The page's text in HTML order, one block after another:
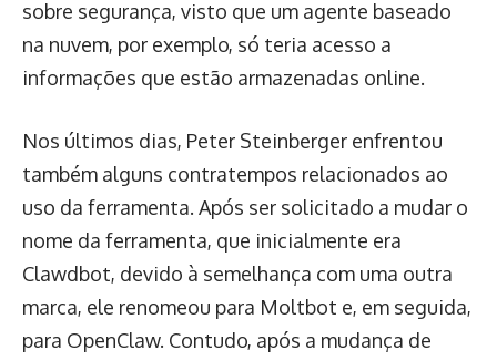
sobre segurança, visto que um agente baseado
na nuvem, por exemplo, só teria acesso a
informações que estão armazenadas online.
Nos últimos dias, Peter Steinberger enfrentou
também alguns contratempos relacionados ao
uso da ferramenta. Após ser solicitado a mudar o
nome da ferramenta, que inicialmente era
Clawdbot, devido à semelhança com uma outra
marca, ele renomeou para Moltbot e, em seguida,
para OpenClaw. Contudo, após a mudança de